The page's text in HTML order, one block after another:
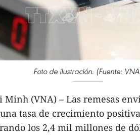
Foto de ilustración. (Fuente:
Minh (VNA) – Las remesas
tasa de crecimiento
los 2,4 mil millones de